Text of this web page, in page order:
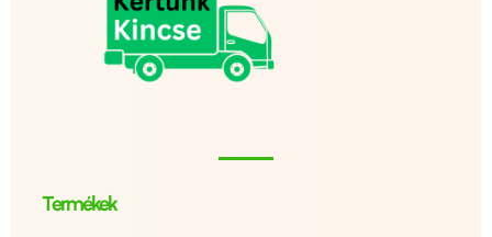
Termékek